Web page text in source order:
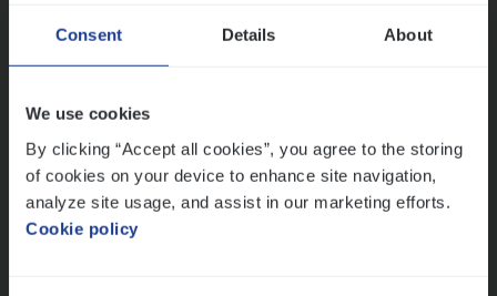
Consent Details About
We use cookies
By clicking “Accept all cookies”, you agree to the storing
of cookies on your device to enhance site navigation,
analyze site usage, and assist in our marketing efforts.
Cookie policy
People Management, Sales Management
Antwerpen
(Agi­le)ITPro­ject Manager
IT, Change & Innovation
Antwerpen